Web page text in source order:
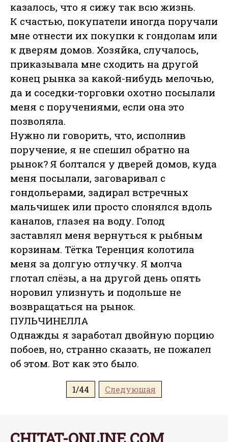
казалось, что я сижу так всю жизнь.
К счастью, покупатели иногда поручали
мне отнести их покупки к гондолам или
к дверям домов. Хозяйка, случалось,
приказывала мне сходить на другой
конец рынка за какой-нибудь мелочью,
да и соседки-торговки охотно посылали
меня с поручениями, если она это
позволяла.
Нужно ли говорить, что, исполнив
поручение, я не спешил обратно на
рынок? Я болтался у дверей домов, куда
меня посылали, заговаривал с
гондольерами, задирал встречных
мальчишек или просто слонялся вдоль
каналов, глазея на воду. Голод
заставлял меня вернуться к рыбным
корзинам. Тётка Теренция колотила
меня за долгую отлучку. Я молча
глотал слёзы, а на другой день опять
норовил улизнуть и подольше не
возвращаться на рынок.
ПУЛЬЧИНЕЛЛА
Однажды я заработал двойную порцию
побоев, но, странно сказать, не пожалел
об этом. Вот как это было.
1/44 Следующая